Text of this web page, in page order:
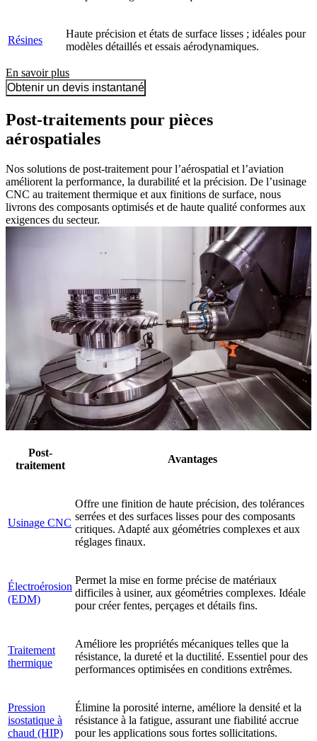
Résines
Haute précision et états de surface lisses ; idéales pour
modèles détaillés et essais aérodynamiques.
En savoir plus
Obtenir un devis instantané
Post-traitements pour pièces
aérospatiales
Nos solutions de post-traitement pour l’aérospatial et l’aviation
améliorent la performance, la durabilité et la précision. De l’usinage
CNC au traitement thermique et aux finitions de surface, nous
livrons des composants optimisés et de haute qualité conformes aux
exigences du secteur.
Post-
traitement
Avantages
Usinage CNC
Offre une finition de haute précision, des tolérances
serrées et des surfaces lisses pour des composants
critiques. Adapté aux géométries complexes et aux
réglages finaux.
Électroérosion
(EDM)
Permet la mise en forme précise de matériaux
difficiles à usiner, aux géométries complexes. Idéale
pour créer fentes, perçages et détails fins.
Traitement
thermique
Améliore les propriétés mécaniques telles que la
résistance, la dureté et la ductilité. Essentiel pour des
performances optimisées en conditions extrêmes.
Pression
isostatique à
chaud (HIP)
Élimine la porosité interne, améliore la densité et la
résistance à la fatigue, assurant une fiabilité accrue
pour les applications sous fortes sollicitations.